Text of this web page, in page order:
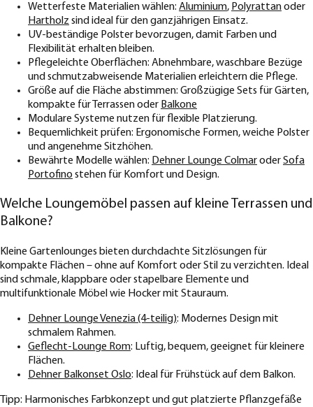
Wetterfeste Materialien wählen: Aluminium, Polyrattanoder
Hartholz sind ideal für den ganzjährigen Einsatz.
UV-beständige Polster bevorzugen, damit Farben und
Flexibilität erhalten bleiben.
Pflegeleichte Oberflächen: Abnehmbare, waschbare Bezüge
und schmutzabweisende Materialien erleichtern die Pflege.
Größe auf die Fläche abstimmen: Großzügige Sets für Gärten,
kompakte für Terrassen oder Balkone
Modulare Systeme nutzen für flexible Platzierung.
Bequemlichkeit prüfen: Ergonomische Formen, weiche Polster
und angenehme Sitzhöhen.
Bewährte Modelle wählen: Dehner Lounge ColmaroderSofa
Portofino stehen für Komfort und Design.
Welche Loungemöbel passen auf kleine Terrassen und
Balkone?
Kleine Gartenlounges bieten durchdachte Sitzlösungen für
kompakte Flächen – ohne auf Komfort oder Stil zu verzichten. Ideal
sind schmale, klappbare oder stapelbare Elemente und
multifunktionale Möbel wie Hocker mit Stauraum.
Dehner Lounge Venezia (4-teilig): Modernes Design mit
schmalem Rahmen.
Geflecht-Lounge Rom: Luftig, bequem, geeignet für kleinere
Flächen.
Dehner Balkonset Oslo: Ideal für Frühstück auf dem Balkon.
Tipp: Harmonisches Farbkonzept und gut platzierte Pflanzgefäße